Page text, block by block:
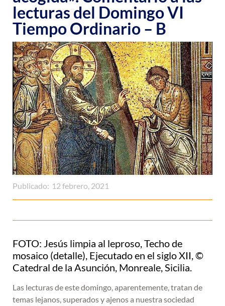
lecturas del Domingo VI
Tiempo Ordinario – B
Publicado: 12 febrero, 2021
FOTO: Jesús limpia al leproso, Techo de
mosaico (detalle), Ejecutado en el siglo XII, ©
Catedral de la Asunción, Monreale, Sicilia.
Las lecturas de este domingo, aparentemente, tratan de
temas lejanos, superados y ajenos a nuestra sociedad